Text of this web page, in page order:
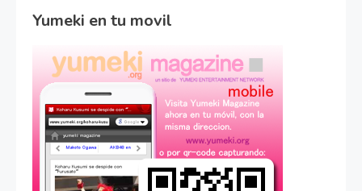
Yumeki en tu movil